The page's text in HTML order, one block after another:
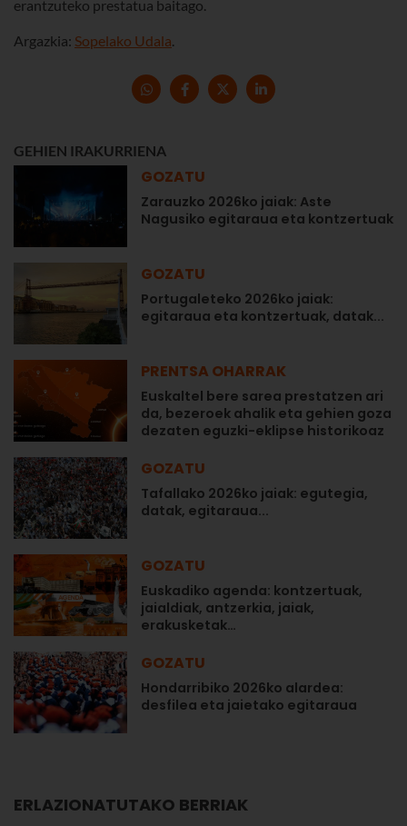
erantzuteko prestatua baitago.
Argazkia: Sopelako Udala.
GEHIEN IRAKURRIENA
GOZATU
Zarauzko 2026ko jaiak: Aste
Nagusiko egitaraua eta kontzertuak
GOZATU
Portugaleteko 2026ko jaiak:
egitaraua eta kontzertuak, datak...
PRENTSA OHARRAK
Euskaltel bere sarea prestatzen ari
da, bezeroek ahalik eta gehien goza
dezaten eguzki-eklipse historikoaz
GOZATU
Tafallako 2026ko jaiak: egutegia,
datak, egitaraua...
GOZATU
Euskadiko agenda: kontzertuak,
jaialdiak, antzerkia, jaiak,
erakusketak…
GOZATU
Hondarribiko 2026ko alardea:
desfilea eta jaietako egitaraua
ERLAZIONATUTAKO BERRIAK